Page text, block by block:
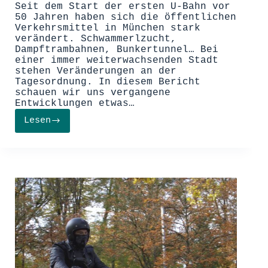
Seit dem Start der ersten U-Bahn vor
50 Jahren haben sich die öffentlichen
Verkehrsmittel in München stark
verändert. Schwammerlzucht,
Dampftrambahnen, Bunkertunnel… Bei
einer immer weiterwachsenden Stadt
stehen Veränderungen an der
Tagesordnung. In diesem Bericht
schauen wir uns vergangene
Entwicklungen etwas…
Lesen
50
Jahre
München
–
Ein
Rückblick